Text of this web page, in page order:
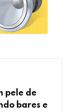
pele de
bares e